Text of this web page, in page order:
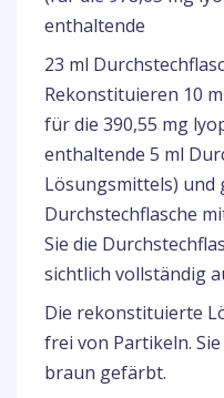
enthaltende
23 ml
Rekonstituieren 10
für die 390,55 mg
enthaltende 5 ml
Lösungsmittels) und
Durchstechflasche
Sie die
sichtlich vollständig
Die rekonstituierte
frei von Partikeln.
braun gefärbt.